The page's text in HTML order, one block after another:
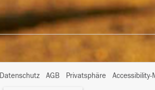
Datenschutz AGB Privatsphäre
I